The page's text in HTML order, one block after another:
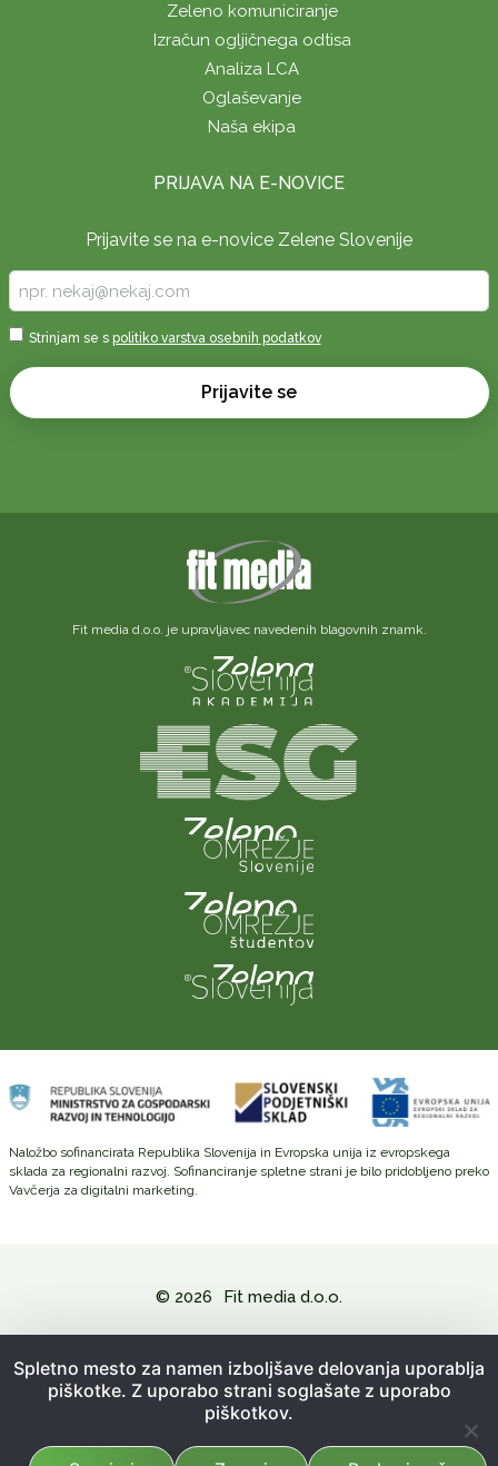
Zeleno komuniciranje
Izračun ogljičnega odtisa
Analiza LCA
Oglaševanje
Naša ekipa
PRIJAVA NA E-NOVICE
Prijavite se na e-novice Zelene Slovenije
vaš
e-
Sprejmi
*
Strinjam se s politiko varstva osebnih podatkov
Prijavite se
Fit media d.o.o. je upravljavec navedenih blagovnih znamk.
Naložbo sofinancirata Republika Slovenija in Evropska unija iz evropskega
sklada za regionalni razvoj. Sofinanciranje spletne strani je bilo pridobljeno preko
Vavčerja za digitalni marketing.
© 2026 Fit media d.o.o.
Splošni pogoji poslovanja
Spletno mesto za namen izboljšave delovanja uporablja
piškotke. Z uporabo strani soglašate z uporabo
piškotkov.